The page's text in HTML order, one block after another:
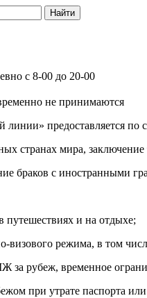
не принимаются
линии» предоставляется
странах мира,
браков с иностранными
путешествиях и на отдыхе;
визового режима, в том
за рубеж, временное
при утрате паспорта